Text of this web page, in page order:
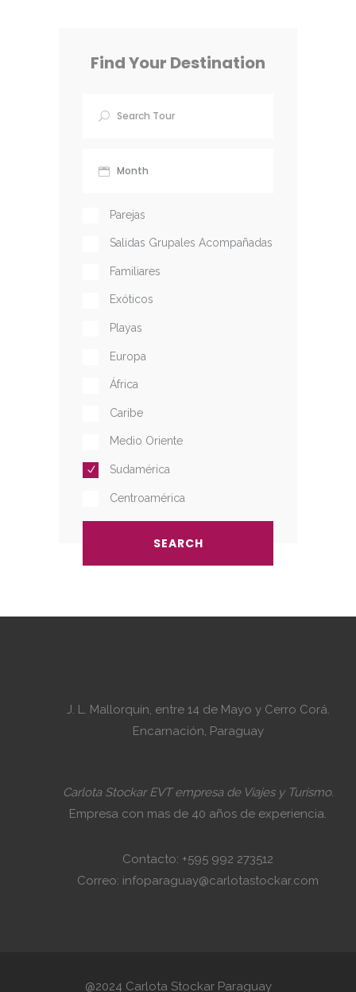
Find Your Destination
Parejas
Salidas Grupales Acompañadas
Familiares
Exóticos
Playas
Europa
África
Caribe
Medio Oriente
Sudamérica
Centroamérica
J. L. Mallorquín, entre 14 de Mayo y Cerro Corá.
Encarnación, Paraguay
Carlota Stockar EVT empresa de Viajes y Turismo.
Empresa con mas de 40 años de experiencia.
Contacto: +595 992 273512
Correo: infoparaguay@carlotastockar.com
@2024 Carlota Stockar Paraguay